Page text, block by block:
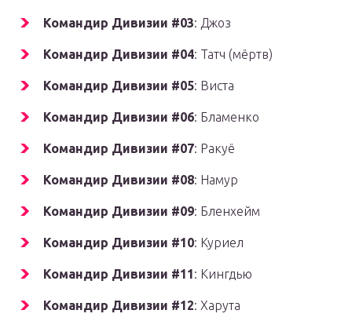
Командир Дивизии #03: Джоз
Командир Дивизии #04: Татч (мёртв)
Командир Дивизии #05: Виста
Командир Дивизии #06: Бламенко
Командир Дивизии #07: Ракуё
Командир Дивизии #08: Намур
Командир Дивизии #09: Бленхейм
Командир Дивизии #10: Куриел
Командир Дивизии #11: Кингдью
Командир Дивизии #12: Харута